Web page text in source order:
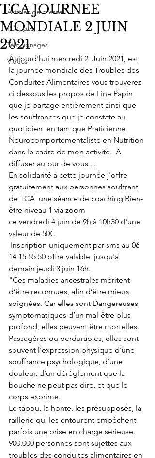
Articles de presse
Partages
Témoignages
Vidéos
TCA JOURNEE
MONDIALE 2 JUIN
2021
Aujourd'hui mercredi 2  Juin 2021, est
la journée mondiale des Troubles des
Conduites Alimentaires vous trouverez
ci dessous les propos de Line Papin
que je partage entièrement ainsi que
les souffrances que je constate au
quotidien  en tant que Praticienne
Neurocomportementaliste en Nutrition
dans le cadre de mon activité.  A
diffuser autour de vous ...
En solidarité à cette journée j'offre
gratuitement aux personnes souffrant
de TCA  une séance de coaching Bien-
être niveau 1 via zoom
ce vendredi 4 juin de 9h à 10h30 d'une
valeur de 50€.
14 15 55 50 offre valable  jusqu'à
demain jeudi 3 juin 16h.
"Ces maladies ancestrales méritent
d’être reconnues, afin d’être mieux
soignées. Car elles sont Dangereuses,
symptomatiques d’un mal-être plus
profond, elles peuvent être mortelles.
Passagères ou perdurables, elles sont
souvent l’expression physique d’une
souffrance psychologique, d’une
douleur, d’un dérèglement que la
bouche ne peut pas dire, et que le
corps exprime.
Le tabou, la honte, les présupposés, la
raillerie qui les entourent empêchent
parfois une prise en charge sérieuse.
900.000 personnes sont sujettes aux
troubles des conduites alimentaires en